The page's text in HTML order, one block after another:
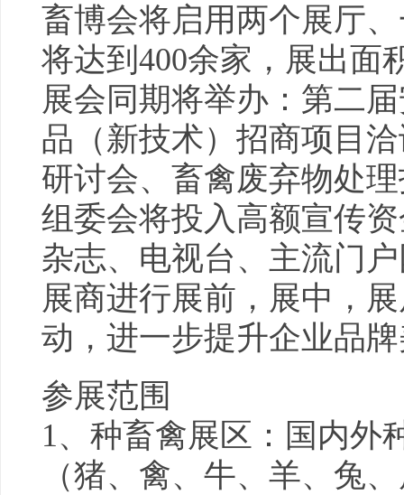
畜博会将启用两个展厅
将达到400余家，展出面
展会同期将举办：第二
品（新技术）招商项目
研讨会、畜禽废弃物处
组委会将投入高额宣传
杂志、电视台、主流门
展商进行展前，展中，
动，进一步提升企业品
参展范围
1、种畜禽展区：国内外
（猪、禽、牛、羊、兔